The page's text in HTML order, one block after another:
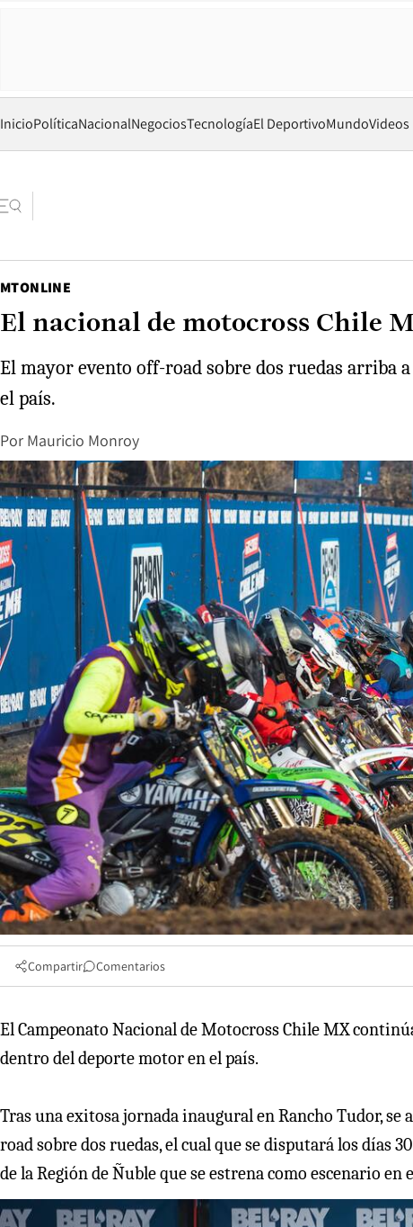
InicioPolíticaNacionalNegociosTecnologíaEl DeportivoMundoVideos
MTONLINE
El nacional de motocross Chile
El mayor evento off-road sobre dos ruedas arriba
el país.
Por Mauricio Monroy
Compartir Comentarios
El Campeonato Nacional de Motocross Chile MX
dentro del deporte motor en el país.
Tras una exitosa jornada inaugural en Rancho Tudor,
road sobre dos ruedas, el cual que se disputará los días
de la Región de Ñuble que se estrena como escenario en